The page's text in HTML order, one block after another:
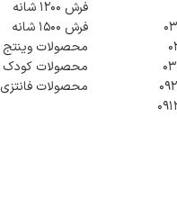
فرش 1200 شانه
فرش 1500 شانه
محصولات وینتج
محصولات کودک
محصولات فانتزی